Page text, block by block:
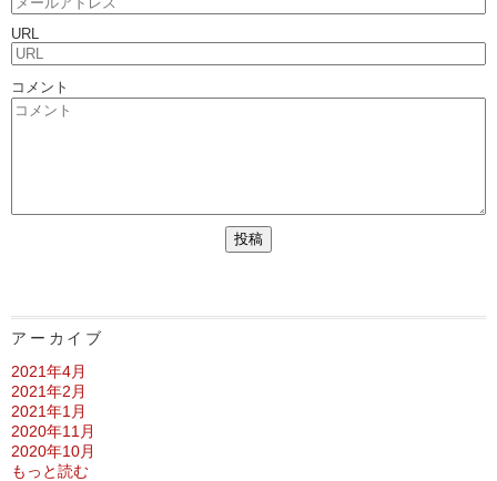
URL
コメント
アーカイブ
2021年4月
2021年2月
2021年1月
2020年11月
2020年10月
もっと読む